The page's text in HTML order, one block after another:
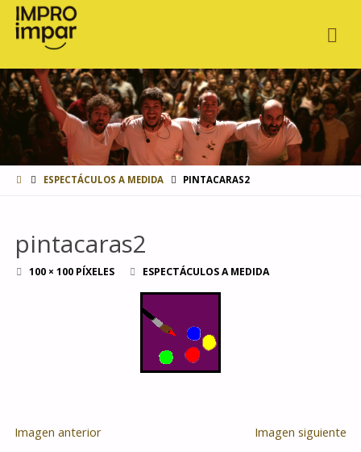
INICIOESPECTÁCULOS A MEDIDA PINTACARAS2
pintacaras2
TAMAÑO
100 × 100 PÍXELES ESPECTÁCULOS A MEDIDA
Imagen anterior Imagen siguiente